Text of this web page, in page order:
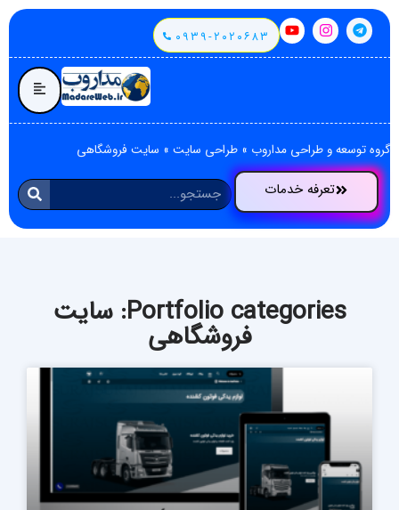
۰۹۳۹-۲۰۲۰۶۸۳
گروه توسعه و طراحی مداروب » طراحی سایت » سایت فروشگاهی
تعرفه خدمات
Portfolio categories: سایت
فروشگاهی